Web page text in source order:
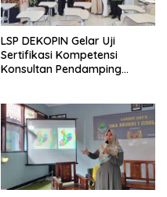
LSP DEKOPIN Gelar Uji
Sertifikasi Kompetensi
Konsultan Pendamping